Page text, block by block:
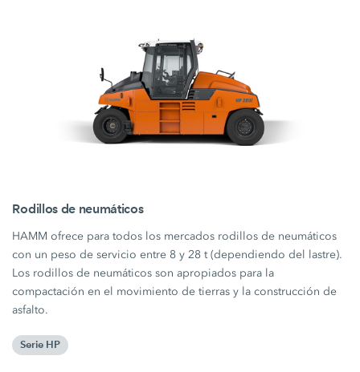
Rodillos de neumáticos
HAMM ofrece para todos los mercados rodillos de neumáticos
con un peso de servicio entre 8 y 28 t (dependiendo del lastre).
Los rodillos de neumáticos son apropiados para la
compactación en el movimiento de tierras y la construcción de
asfalto.
Serie HP